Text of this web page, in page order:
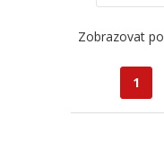
Zobrazovat po
1